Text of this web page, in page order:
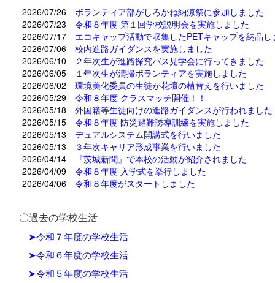
2026/07/26
ボランティア部がしろかね納涼祭に参加しました
2026/07/23
令和８年度 第１回学校説明会を実施しました
2026/07/17
エコキャップ活動で収集したPETキャップを納品し
2026/07/06
校内進路ガイダンスを実施しました
2026/06/10
２年次生が進路探究バス見学会に行ってきました
2026/06/05
１年次生が清掃ボランティアを実施しました
2026/06/02
環境美化委員の生徒が花壇の植替えを行いました
2026/05/29
令和８年度 クラスマッチ開催！！
2026/05/18
外国籍等生徒向けの進路ガイダンスが行われました
2026/05/15
令和８年度 防災避難誘導訓練を実施しました
2026/05/13
デュアルシステム開講式を行いました
2026/05/13
３年次キャリア形成事業を行いました
2026/04/14
『茨城新聞』で本校の活動が紹介されました
2026/04/09
令和８年度 入学式を挙行しました
2026/04/06
令和８年度がスタートしました
〇過去の学校生活
➤令和７年度の学校生活
➤令和６年度の学校生活
➤令和５年度の学校生活